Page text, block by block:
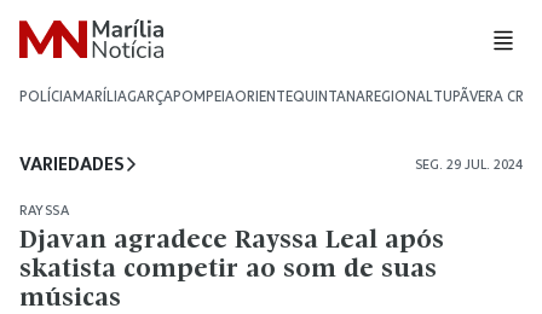
POLÍCIAMARÍLIAGARÇAPOMPEIAORIENTEQUINTANAREGIONALTUPÃVERA CRUZ
VARIEDADES SEG. 29 JUL. 2024
RAYSSA
Djavan agradece Rayssa Leal após
skatista competir ao som de suas
músicas